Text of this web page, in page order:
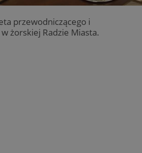
przewodniczącego i
żorskiej Radzie Miasta.